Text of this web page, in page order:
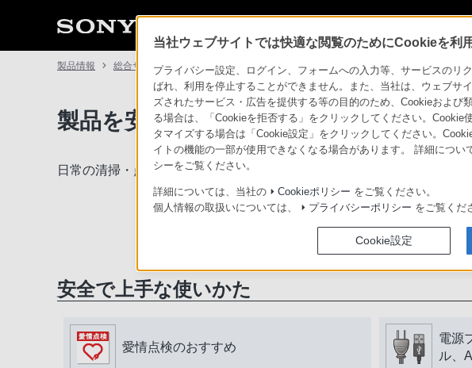
製品情報 総合サポート・お問い合わせ
製品を安全に、安心してご使用いただく
日常の清掃・点検が大切です。安全のため取扱説明書をよく読みましょう
安全で上手な使いかた
愛情点検のおすすめ
電源
ル、
当社ウェブサイトでは快適な閲覧のためにCookieを利
プライバシー設定、ログイン、フォームへの入力等、サービスのリ
ばれ、利用を停止することができません。また、当社は、ウェブサ
ズされたサービス・広告を提供する等の目的のため、Cookieおよ
る場合は、「Cookieを拒否する」をクリックしてください。
タマイズする場合は「Cookie設定」をクリックしてください。
イトの機能の一部が使用できなくなる場合があります。 詳細につ
シーをご覧ください。
詳細については、当社の Cookieポリシー をご覧ください。
個人情報の取扱いについては、
プライバシーポリシー をご覧くだ
Cookie設定